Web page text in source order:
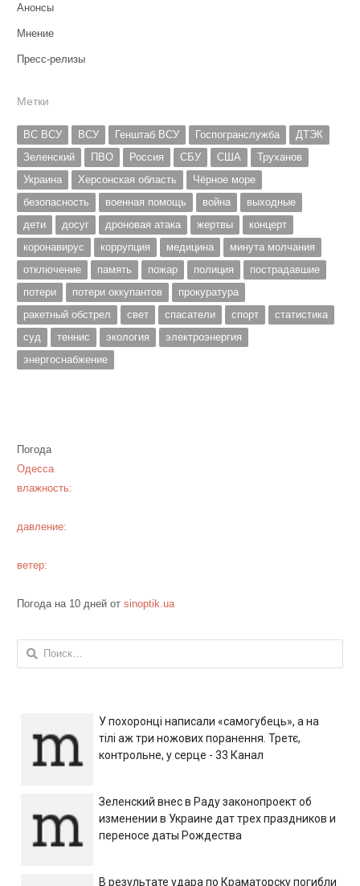
Анонсы
Мнение
Пресс-релизы
Метки
ВС ВСУ ВСУ Генштаб ВСУ Госпогранслужба
ДТЭК
Зеленский
ПВО Россия СБУ США
Труханов
Украина
Херсонская область
Чёрное море
безопасность
военная помощь война
выходные
дети
досуг дроновая атака жертвы
концерт
коронавирус
коррупция медицина
минута молчания
отключение
память пожар полиция
пострадавшие
потери
потери оккупантов
прокуратура
ракетный обстрел
свет спасатели спорт
статистика
суд
теннис экология
электроэнергия
энергоснабжение
Погода
Одесса
влажность:
давление:
ветер:
Погода на 10 дней от sinoptik.ua
Найти:
У похоронці написали «самогубець», а на
тілі аж три ножових поранення. Третє,
контрольне, у серце - 33 Канал
Зеленский внес в Раду законопроект об
изменении в Украине дат трех праздников и
переносе даты Рождества
В результате удара по Краматорску погибли